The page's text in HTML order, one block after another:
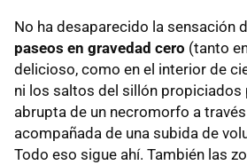
No ha desaparecido la sensación
paseos en gravedad cero (tanto
delicioso, como en el interior de
ni los saltos del sillón propiciados
abrupta de un necromorfo a
acompañada de una subida de
Todo eso sigue ahí. También las